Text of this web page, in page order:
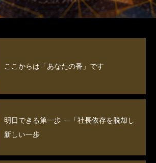
す。
ここからは「あなたの番」です
明日できる第一歩 ―「社長依存を脱却し
新しい一歩